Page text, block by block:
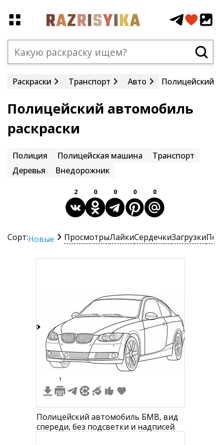
Раскраски Транспорт Авто Полицейский
Полицейский автомобиль
раскраски
Полиция Полицейская машина
Транспорт
Деревья
Внедорожник
2 0 0 0 0
Сорт:Новые ПросмотрыЛайкиСердечкиЗагрузки
1
Полицейский автомобиль БМВ, вид
спереди, без подсветки и надписей